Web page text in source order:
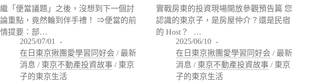
繼「便當議題」之後，沒想到下一個討
論重點，竟然輪到伴手禮！ ⇒便當的前
情提要：部…
2025/07/01
在日東京揪團愛學習同好会 / 最新
消息 / 東京不動產投資故事 / 東京
子的東京生活
實戰房東的投資現場開放參觀預告篇 您
認識的東京子，是房屋仲介？還是民宿
的 Host？ …
2025/06/10
在日東京揪團愛學習同好会 / 最新
消息 / 東京不動產投資故事 / 東京
子的東京生活